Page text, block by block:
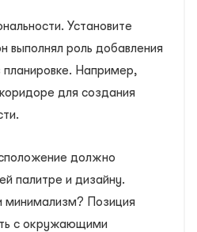
Установите
выполнял роль добавления
Например,
для создания
должно
палитре и дизайну.
минимализм? Позиция
с окружающими